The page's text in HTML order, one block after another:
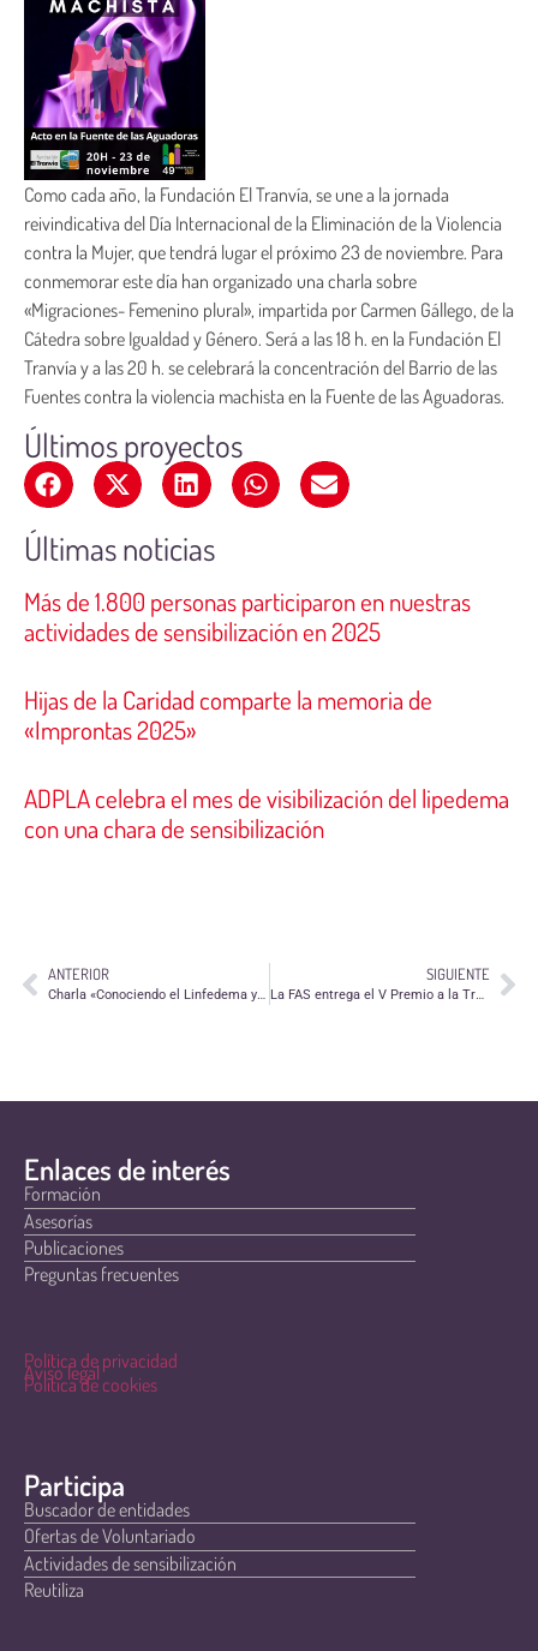
Como cada año, la Fundación El Tranvía, se une a la jornada
reivindicativa del Día Internacional de la Eliminación de la Violencia
contra la Mujer, que tendrá lugar el próximo 23 de noviembre. Para
conmemorar este día han organizado una charla sobre
«Migraciones- Femenino plural», impartida por Carmen Gállego, de la
Cátedra sobre Igualdad y Género. Será a las 18 h. en la Fundación El
Tranvía y a las 20 h. se celebrará la concentración del Barrio de las
Fuentes contra la violencia machista en la Fuente de las Aguadoras.
Últimos proyectos
Últimas noticias
Más de 1.800 personas participaron en nuestras
actividades de sensibilización en 2025
Hijas de la Caridad comparte la memoria de
«Improntas 2025»
ADPLA celebra el mes de visibilización del lipedema
con una chara de sensibilización
ANTERIOR
Charla «Conociendo el Linfedema y el Lipedema» de ADPLA
SIGUIENTE
La FAS entrega el V Premio a la Trayectoria Solidaria
Enlaces de interés
Formación
Asesorías
Publicaciones
Preguntas frecuentes
Política de privacidad
Aviso legal
Política de cookies
Participa
Buscador de entidades
Ofertas de Voluntariado
Actividades de sensibilización
Reutiliza